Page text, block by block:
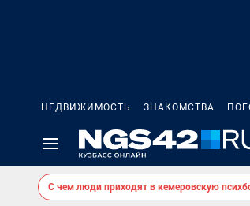
НЕДВИЖИМОСТЬ ЗНАКОМСТВА
С чем люди приходят в кемеровскую